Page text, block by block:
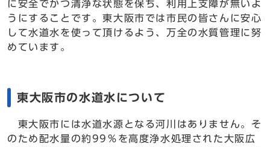
に安全でかつ清浄な状態を保ち、利用上支障が無いよ
うにすることです。東大阪市では市民の皆さんに安心
して水道水を使って頂けるよう、万全の水質管理に努
めています。
東大阪市の水道水について
東大阪市には水道水源となる河川はありません。そ
のため配水量の約99％を高度浄水処理された大阪広